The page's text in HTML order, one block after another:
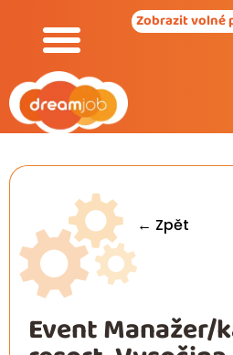
Zobrazit volné
← Zpět
Event Manažer/